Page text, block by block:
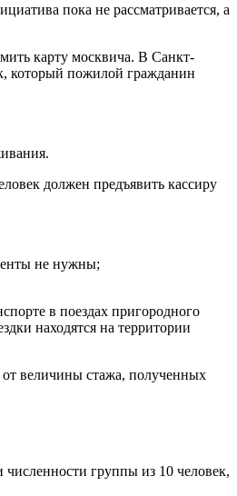
пока не рассматривается, а
карту москвича. В Санкт-
который пожилой гражданин
должен предъявить кассиру
не нужны;
в поездах пригородного
находятся на территории
величины стажа, полученных
группы из 10 человек,